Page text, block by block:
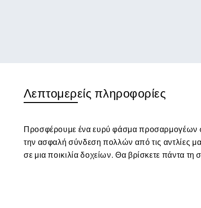
Λεπτομερείς πληροφορίες
Προσφέρουμε ένα ευρύ φάσμα προσαρμογέων
την ασφαλή σύνδεση πολλών από τις αντλίες
σε μια ποικιλία δοχείων. Θα βρίσκετε πάντα
συνδυασμό διαφορετικών προσαρμογέων.
επιλογή του κατάλληλου προσαρμογέα